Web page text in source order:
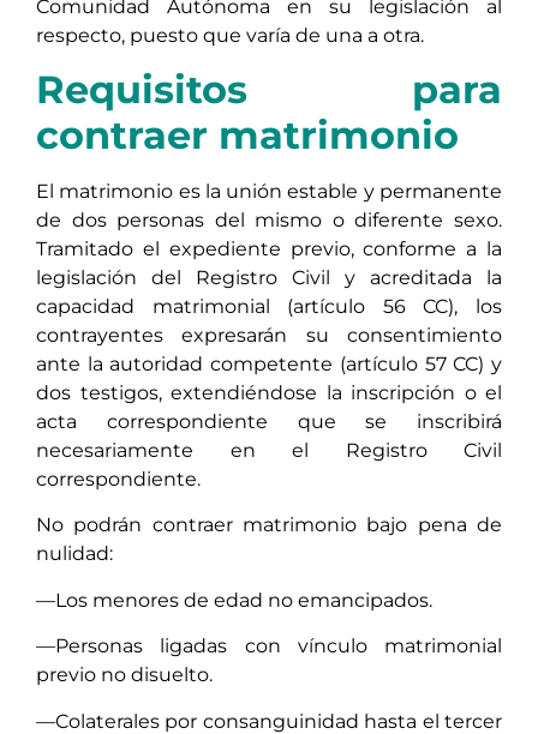
Comunidad Autónoma en su legislación al
respecto, puesto que varía de una a otra.
Requisitos para
contraer matrimonio
El matrimonio es la unión estable y permanente
de dos personas del mismo o diferente sexo.
Tramitado el expediente previo, conforme a la
legislación del Registro Civil y acreditada la
capacidad matrimonial (artículo 56 CC), los
contrayentes expresarán su consentimiento
ante la autoridad competente (artículo 57 CC) y
dos testigos, extendiéndose la inscripción o el
acta correspondiente que se inscribirá
necesariamente en el Registro Civil
correspondiente.
No podrán contraer matrimonio bajo pena de
nulidad:
—Los menores de edad no emancipados.
—Personas ligadas con vínculo matrimonial
previo no disuelto.
—Colaterales por consanguinidad hasta el tercer